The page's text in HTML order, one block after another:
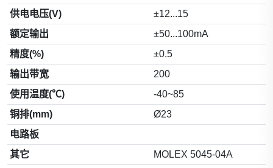
供电电压(V)
±12...15
额定输出
±50...100mA
精度(%)
±0.5
输出带宽
200
使用温度(℃)
-40~85
铜排(mm)
Ø23
电路板
其它
MOLEX 5045-04A